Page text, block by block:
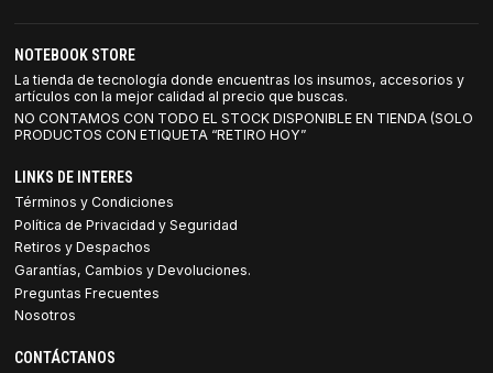
NOTEBOOK STORE
La tienda de tecnología donde encuentras los insumos, accesorios y
artículos con la mejor calidad al precio que buscas.
NO CONTAMOS CON TODO EL STOCK DISPONIBLE EN TIENDA (SOLO
PRODUCTOS CON ETIQUETA “RETIRO HOY”
LINKS DE INTERES
Términos y Condiciones
Política de Privacidad y Seguridad
Retiros y Despachos
Garantías, Cambios y Devoluciones.
Preguntas Frecuentes
Nosotros
CONTÁCTANOS